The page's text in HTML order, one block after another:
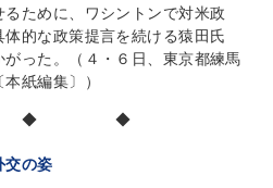
ために、ワシントンで対米政
的な政策提言を続ける猿田氏
った。（４・６日、東京都練馬
紙編集〕）
◆
交の姿